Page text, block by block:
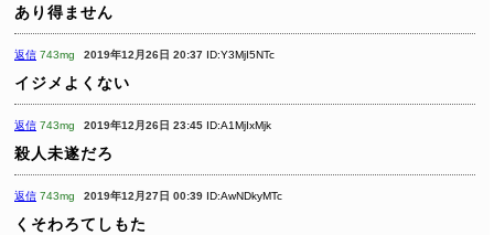
あり得ません
返信 743mg 2019年12月26日 20:37 ID:Y3MjI5NTc
イジメよくない
返信 743mg 2019年12月26日 23:45 ID:A1MjIxMjk
殺人未遂だろ
返信 743mg 2019年12月27日 00:39 ID:AwNDkyMTc
くそわろてしもた